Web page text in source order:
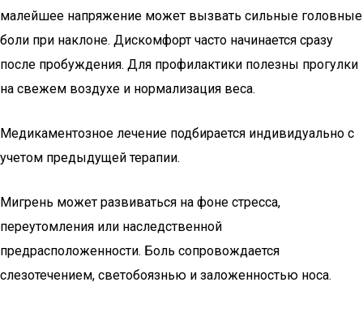
малейшее напряжение может вызвать сильные головные
боли при наклоне. Дискомфорт часто начинается сразу
после пробуждения. Для профилактики полезны прогулки
на свежем воздухе и нормализация веса.
Медикаментозное лечение подбирается индивидуально с
учетом предыдущей терапии.
Мигрень может развиваться на фоне стресса,
переутомления или наследственной
предрасположенности. Боль сопровождается
слезотечением, светобоязнью и заложенностью носа.